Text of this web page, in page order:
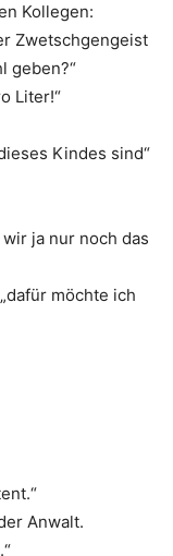
Kollegen:
Zwetschgengeist
geben?“
Liter!“
Kindes sind“
wir ja nur noch das
möchte ich
Anwalt.